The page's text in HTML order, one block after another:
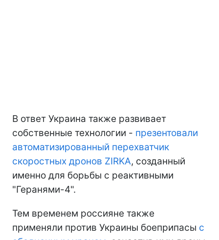
В ответ Украина также развивает
собственные технологии - презентовали
автоматизированный перехватчик
скоростных дронов ZIRKA, созданный
именно для борьбы с реактивными
"Геранями-4".
Тем временем россияне также
применяли против Украины боеприпасы с